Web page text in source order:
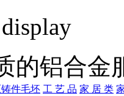
的铝合金
铸件毛坯 工 艺 品 家 居 类